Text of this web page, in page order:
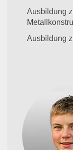
Ausbildung
Ausbildung